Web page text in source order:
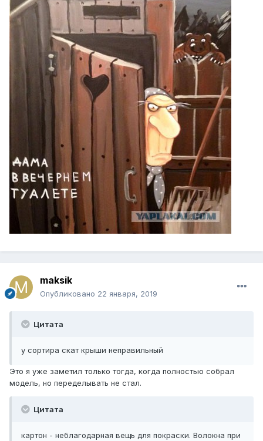
maksik
Опубликовано 22 января, 2019
Цитата
у сортира скат крыши неправильный
Это я уже заметил только тогда, когда полностью собрал
модель, но переделывать не стал.
Цитата
картон - неблагодарная вещь для покраски. Волокна при